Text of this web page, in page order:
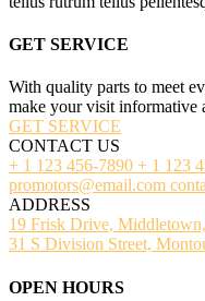
GET SERVICE
With quality parts to meet
make your visit informative
GET SERVICE
CONTACT US
+ 1 123 456-7890 + 1 123
promotors@email.com
ADDRESS
19 Frisk Drive,
31 S Division Street,
OPEN HOURS